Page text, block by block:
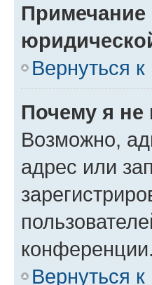
Примечание
Вернуться к
Почему я не
Возможно,
адрес или
конференции.
Вернуться к